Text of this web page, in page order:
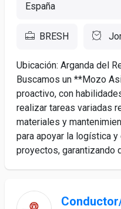
España
BRESH
Ubicación: Arganda del
Buscamos un **Mozo
proactivo, con
realizar tareas variadas
materiales y
para apoyar la logística
proyectos, garantizando